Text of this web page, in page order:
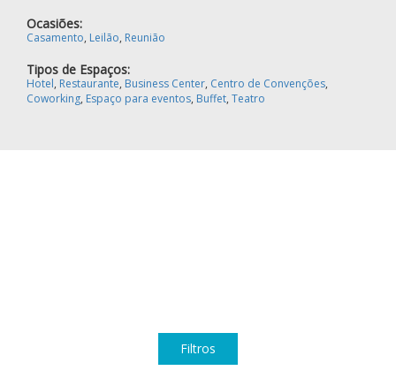
Filtros
Ocasiões:
Casamento, Leilão, Reunião
Tipos de Espaços:
Hotel, Restaurante, Business Center, Centro de Convenções,
Coworking, Espaço para eventos, Buffet, Teatro